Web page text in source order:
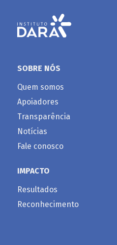
SOBRE NÓS
Quem somos
Apoiadores
Transparência
Notícias
Fale conosco
IMPACTO
Resultados
Reconhecimento